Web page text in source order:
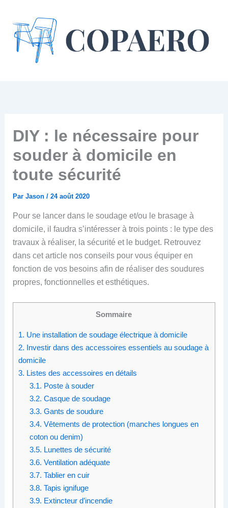
contenu
DIY : le nécessaire pour
souder à domicile en
toute sécurité
Par Jason / 24 août 2020
Pour se lancer dans le soudage et/ou le brasage à
domicile, il faudra s’intéresser à trois points : le type des
travaux à réaliser, la sécurité et le budget. Retrouvez
dans cet article nos conseils pour vous équiper en
fonction de vos besoins afin de réaliser des soudures
propres, fonctionnelles et esthétiques.
Sommaire
1. Une installation de soudage électrique à domicile
2. Investir dans des accessoires essentiels au soudage à
domicile
3. Listes des accessoires en détails
3.1. Poste à souder
3.2. Casque de soudage
3.3. Gants de soudure
3.4. Vêtements de protection (manches longues en
coton ou denim)
3.5. Lunettes de sécurité
3.6. Ventilation adéquate
3.7. Tablier en cuir
3.8. Tapis ignifuge
3.9. Extincteur d’incendie